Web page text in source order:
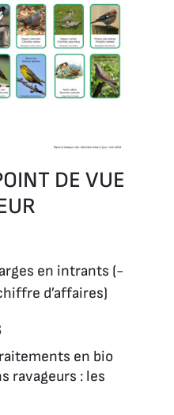
DE VUE
en intrants (-
d’affaires)
en bio
ravageurs : les